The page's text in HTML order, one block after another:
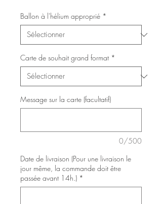
Ballon à l'hélium approprié *
Carte de souhait grand format *
Message sur la carte (facultatif)
0/500
Date de livraison (Pour une livraison le
jour même, la commande doit être
passée avant 14h.) *